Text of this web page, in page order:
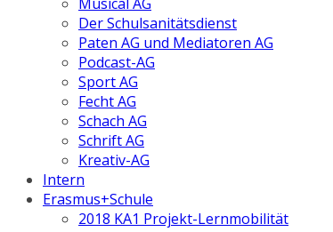
Musical AG
Der Schulsanitätsdienst
Paten AG und Mediatoren AG
Podcast-AG
Sport AG
Fecht AG
Schach AG
Schrift AG
Kreativ-AG
Intern
Erasmus+Schule
2018 KA1 Projekt-Lernmobilität